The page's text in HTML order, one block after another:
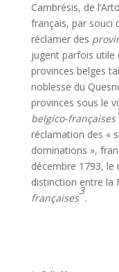
Cambrésis, de
français, par souci
réclamer des
jugent parfois utile
provinces belges
noblesse du
provinces sous le
belgico-françaises
réclamation des «
dominations »,
décembre 1793, le
distinction entre la
françaises
3
.